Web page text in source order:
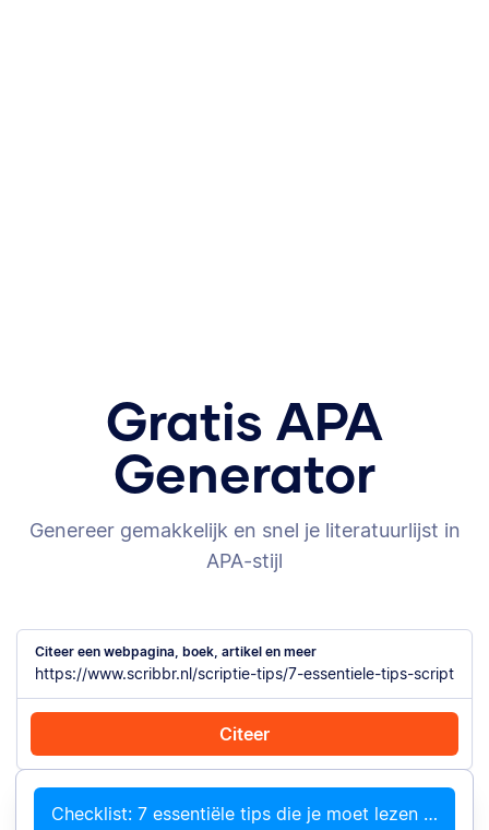
Gratis APA
Generator
Genereer gemakkelijk en snel je literatuurlijst in
APA-stijl
Citeer een webpagina, boek, artikel en meer
Citeer
Citeer met Chrome Citeer handmatig
Checklist: 7 essentiële tips die je moet lezen voordat je jouw scriptie inlevert